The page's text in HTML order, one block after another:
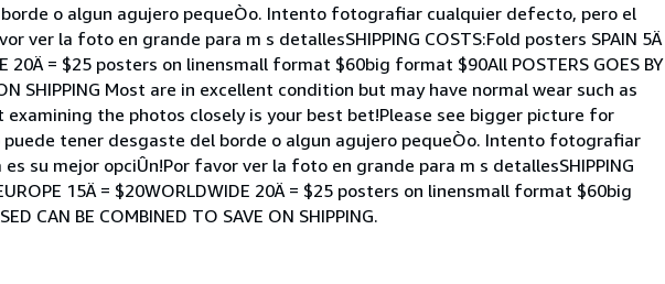
o algun agujero pequeÒo. Intento fotografiar cualquier defecto, pero el
ver la foto en grande para m s detallesSHIPPING COSTS:Fold posters SPAIN 5Ä
20Ä = $25 posters on linensmall format $60big format $90All POSTERS GOES BY
ON SHIPPING Most are in excellent condition but may have normal wear such as
the photos closely is your best bet!Please see bigger picture for
tener desgaste del borde o algun agujero pequeÒo. Intento fotografiar
su mejor opciÛn!Por favor ver la foto en grande para m s detallesSHIPPING
15Ä = $20WORLDWIDE 20Ä = $25 posters on linensmall format $60big
CAN BE COMBINED TO SAVE ON SHIPPING.